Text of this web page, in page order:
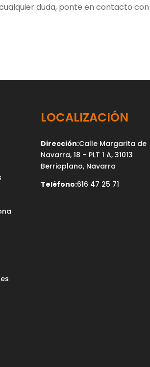
duda, ponte en contacto con
LOCALIZACIÓN
Dirección:Calle Margarita de
Navarra, 18 – PLT 1 A, 31013
Berrioplano, Navarra
Teléfono:616 47 25 71